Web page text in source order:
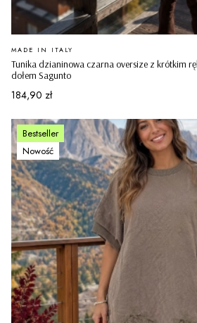
Tunika dzianinowa czarna oversize z krótkim
dołem Sagunto
PRODUCENT
MADE IN ITALY
Cena
184,90 zł
Bestseller
Nowość